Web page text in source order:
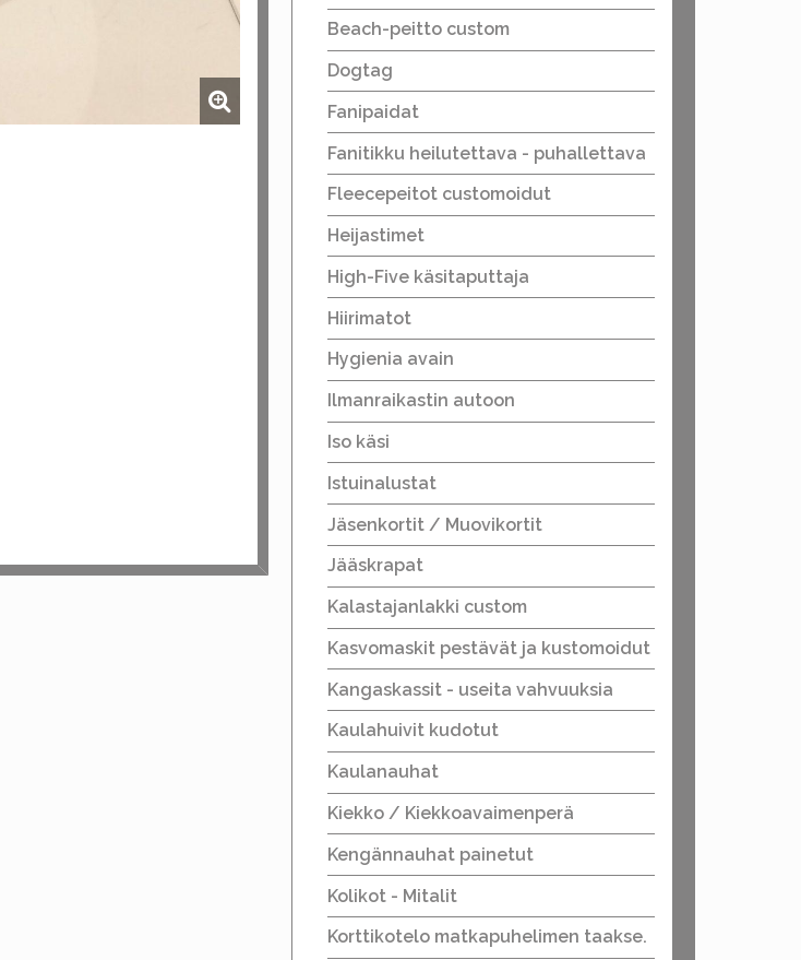
Beach-peitto custom
Dogtag
Fanipaidat
Fanitikku heilutettava - puhallettava
Fleecepeitot customoidut
Heijastimet
High-Five käsitaputtaja
Hiirimatot
Hygienia avain
Ilmanraikastin autoon
Iso käsi
Istuinalustat
Jäsenkortit / Muovikortit
Jääskrapat
Kalastajanlakki custom
Kasvomaskit pestävät ja kustomoidut
Kangaskassit - useita vahvuuksia
Kaulahuivit kudotut
Kaulanauhat
Kiekko / Kiekkoavaimenperä
Kengännauhat painetut
Kolikot - Mitalit
Korttikotelo matkapuhelimen taakse.